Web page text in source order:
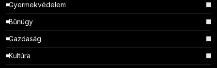
Gyermekvédelem
Bűnügy
Gazdaság
Kultúra